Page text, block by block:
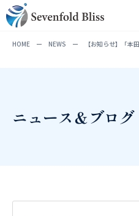
HOME ー NEWS ー 【お知らせ】「本
ニュース＆ブログ